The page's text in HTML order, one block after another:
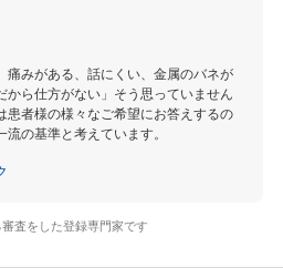
痛みがある、話にくい、金属のバネが
から仕方がない」そう思っていません
者様の様々なご希望にお答えするの
の基準と考えています。
査をした登録専門家です